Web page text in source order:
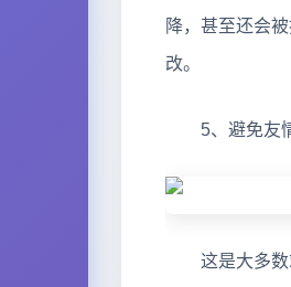
降，甚至还会
改。
5、避免友
这是大多数站